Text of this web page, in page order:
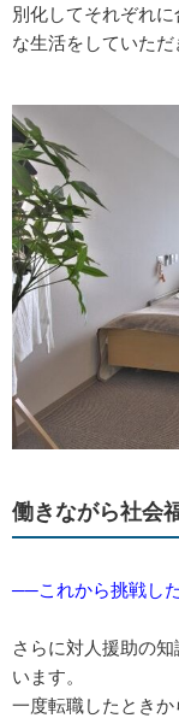
別化してそれぞれ
な生活をしていただ
働きながら社会
──これから挑戦し
さらに対人援助の
います。
一度転職したときか